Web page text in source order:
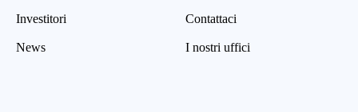
Investitori
News
Contattaci
I nostri uffici